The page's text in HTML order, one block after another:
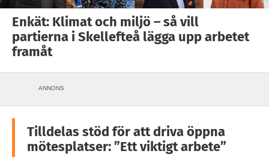
Enkät: Klimat och miljö – så vill
partierna i Skellefteå lägga upp arbetet
framåt
ANNONS
Tilldelas stöd för att driva öppna
mötesplatser: ”Ett viktigt arbete”